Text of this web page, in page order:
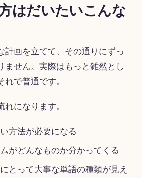
はだいたいこんな
計画を立てて、その通りにずっ
ません。実際はもっと雑然とし
で普通です。
になります。
方法が必要になる
がどんなものか分かってくる
とって大事な単語の種類が見え